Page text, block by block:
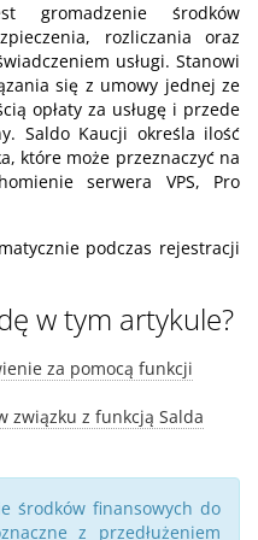
gromadzenie środków
rozliczania oraz
usługi. Stanowi
się z umowy jednej ze
opłaty za usługę i przede
Saldo Kaucji określa ilość
które może przeznaczyć na
serwera VPS, Pro
podczas rejestracji
w tym artykule?
za pomocą funkcji
związku z funkcją Salda
środków finansowych do
z przedłużeniem